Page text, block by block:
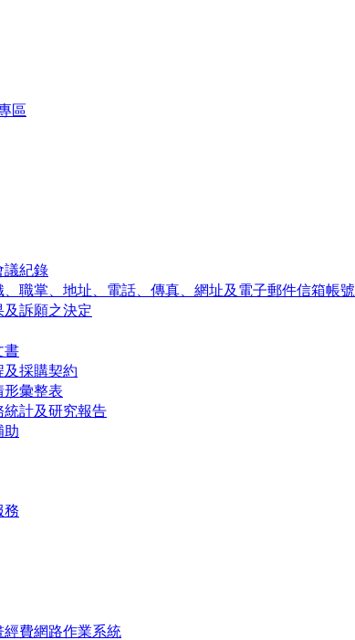
區
議紀錄
職掌、地址、電話、傳真、網址及電子郵件信箱帳號
訴願之決定
書
及採購契約
形彙整表
計及研究報告
助
務
經費網路作業系統